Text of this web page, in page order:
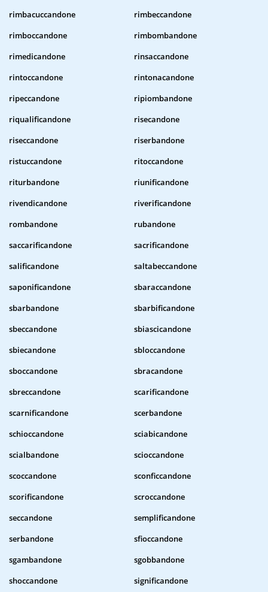
rimbacuccandone
rimbeccandone
rimboccandone
rimbombandone
rimedicandone
rinsaccandone
rintoccandone
rintonacandone
ripeccandone
ripiombandone
riqualificandone
risecandone
riseccandone
riserbandone
ristuccandone
ritoccandone
riturbandone
riunificandone
rivendicandone
riverificandone
rombandone
rubandone
saccarificandone
sacrificandone
salificandone
saltabeccandone
saponificandone
sbaraccandone
sbarbandone
sbarbificandone
sbeccandone
sbiascicandone
sbiecandone
sbloccandone
sboccandone
sbracandone
sbreccandone
scarificandone
scarnificandone
scerbandone
schioccandone
sciabicandone
scialbandone
scioccandone
scoccandone
sconficcandone
scorificandone
scroccandone
seccandone
semplificandone
serbandone
sfioccandone
sgambandone
sgobbandone
shoccandone
significandone